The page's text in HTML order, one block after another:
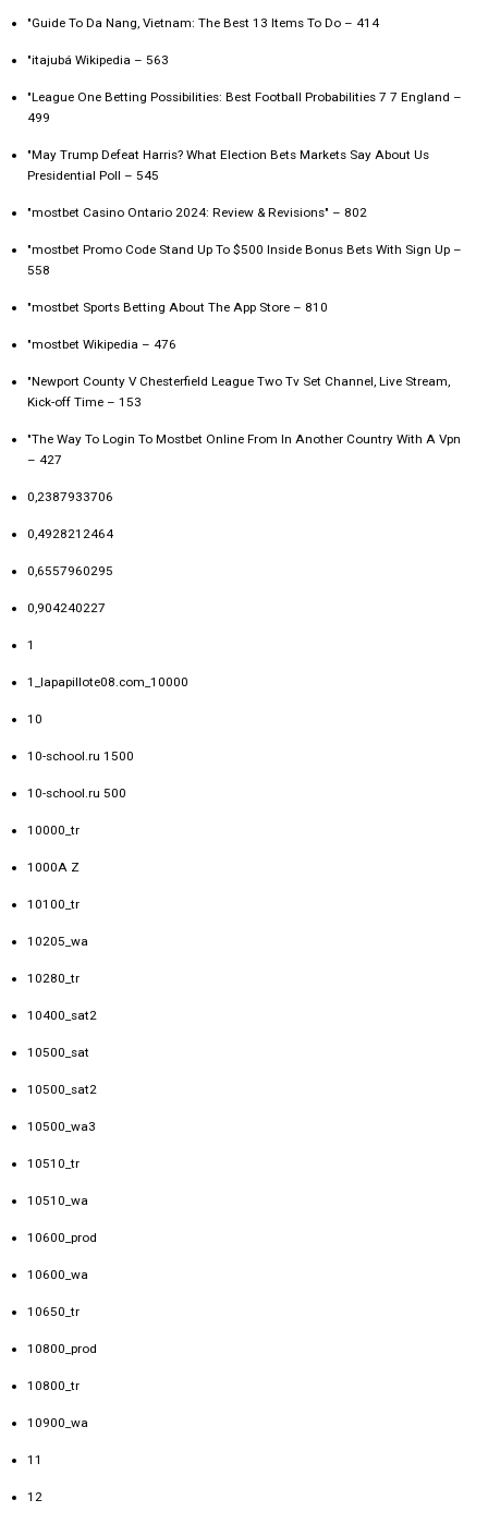
"Guide To Da Nang, Vietnam: The Best 13 Items To Do – 414
"itajubá Wikipedia – 563
"League One Betting Possibilities: Best Football Probabilities 7 7 England –
499
"May Trump Defeat Harris? What Election Bets Markets Say About Us
Presidential Poll – 545
"mostbet Casino Ontario 2024: Review & Revisions" – 802
"mostbet Promo Code Stand Up To $500 Inside Bonus Bets With Sign Up –
558
"‎mostbet Sports Betting About The App Store – 810
"mostbet Wikipedia – 476
"Newport County V Chesterfield League Two Tv Set Channel, Live Stream,
Kick-off Time – 153
"The Way To Login To Mostbet Online From In Another Country With A Vpn
– 427
0,2387933706
0,4928212464
0,6557960295
0,904240227
1
1_lapapillote08.com_10000
10
10-school.ru 1500
10-school.ru 500
10000_tr
1000A Z
10100_tr
10205_wa
10280_tr
10400_sat2
10500_sat
10500_sat2
10500_wa3
10510_tr
10510_wa
10600_prod
10600_wa
10650_tr
10800_prod
10800_tr
10900_wa
11
12